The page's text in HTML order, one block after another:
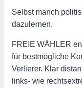
Selbst manch
dazulernen.
FREIE WÄHLER
für bestmögliche
Verlierer. Klar
links- wie